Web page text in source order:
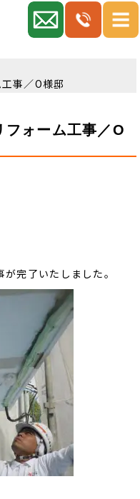
事／O様邸
ォーム工事／O
完了いたしました。